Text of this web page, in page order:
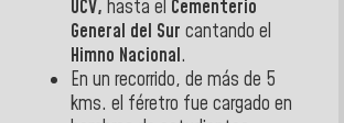
UCV, hasta el Cementerio
General del Sur cantando el
Himno Nacional.
En un recorrido, de más de 5
kms. el féretro fue cargado en